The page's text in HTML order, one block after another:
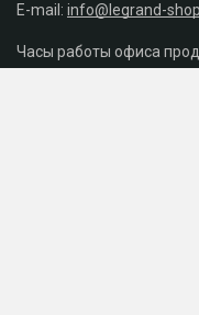
E-mail: info@legrand-
Часы работы офиса